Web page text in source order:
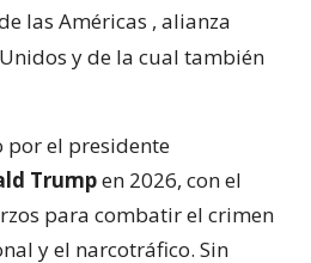
las Américas , alianza
y de la cual también
por el presidente
Trumpen 2026, con el
para combatir el crimen
y el narcotráfico. Sin